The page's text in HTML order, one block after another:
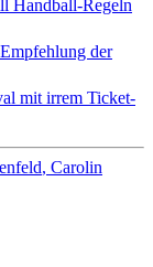
Handball-Regeln
der
mit irrem Ticket-
Carolin